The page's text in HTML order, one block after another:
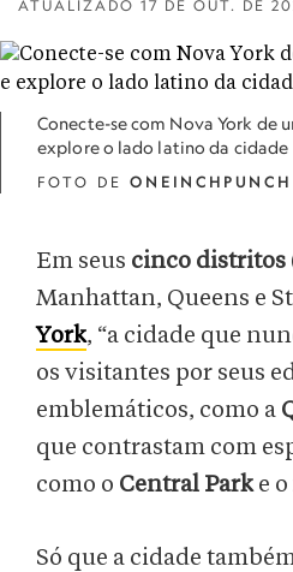
ATUALIZADO 17 DE OUT. DE
Conecte-se com Nova York de
explore o lado latino da cidade
FOTO DE
Em seus cinco distritos
Manhattan, Queens e
York, “a cidade que
os visitantes por seus
emblemáticos, como a
que contrastam com
como o Central Parke o
Só que a cidade